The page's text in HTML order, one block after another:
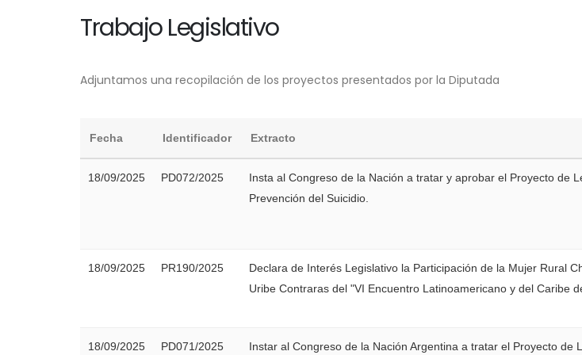
Trabajo Legislativo
Adjuntamos una recopilación de los proyectos presentados por la Diputada
Fecha Identificador Extracto
18/09/2025 PD072/2025
Insta al Congreso de la Nación a tratar y aprobar el Proyecto de
Prevención del Suicidio.
18/09/2025 PR190/2025
Declara de Interés Legislativo la Participación de la Mujer Rural
Uribe Contraras del "VI Encuentro Latinoamericano y del Caribe
18/09/2025 PD071/2025
Instar al Congreso de la Nación Argentina a tratar el Proyecto de